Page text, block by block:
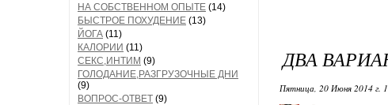
НА СОБСТВЕННОМ ОПЫТЕ (14)
БЫСТРОЕ ПОХУДЕНИЕ (13)
ЙОГА (11)
КАЛОРИИ (11)
СЕКС,ИНТИМ (9)
ГОЛОДАНИЕ,РАЗГРУЗОЧНЫЕ ДНИ
(9)
ВОПРОС-ОТВЕТ (9)
ДВА
Пятница, 20 Июня 2014 г.